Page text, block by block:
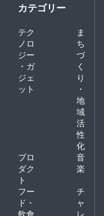
カテゴリー
テク
ノロ
ジー
・ガ
ジェ
ット
ま
ち
づ
く
り
・
地
域
活
性
化
プロ
ダク
ト
音
楽
フー
ド・
チ
ャ